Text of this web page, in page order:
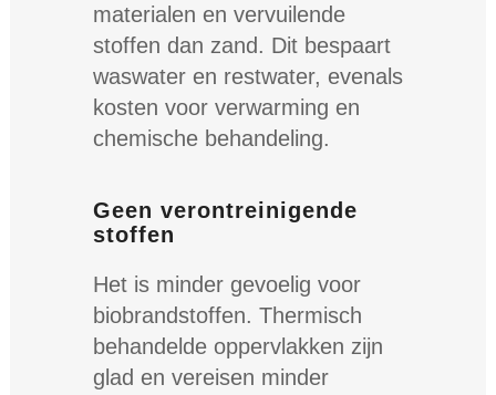
materialen en vervuilende
stoffen dan zand. Dit bespaart
waswater en restwater, evenals
kosten voor verwarming en
chemische behandeling.
Geen verontreinigende
stoffen
Het is minder gevoelig voor
biobrandstoffen. Thermisch
behandelde oppervlakken zijn
glad en vereisen minder